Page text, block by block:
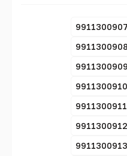
9911300907
9911300908
9911300909
9911300910
9911300911
9911300912
9911300913